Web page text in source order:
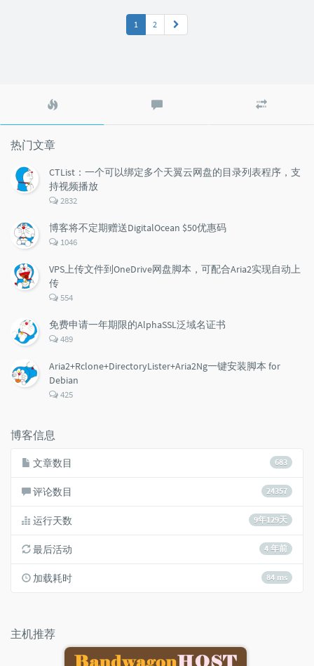
1 2
文
评
文
热门文章
CTList：一个可以绑定多个天翼云网盘的目录列表程序，支
持视频播放
评
数：
2832
博客将不定期赠送DigitalOcean $50优惠码
评
数：
1046
VPS上传文件到OneDrive网盘脚本，可配合Aria2实现自动上
传
评
数：
554
免费申请一年期限的AlphaSSL泛域名证书
评
数：
489
Aria2+Rclone+DirectoryLister+Aria2Ng一键安装脚本 for
Debian
评
425
博客信息
683
文章数目
24357
评论数目
9年129天
运行天数
4 年前
最后活动
84 ms
加载耗时
主机推荐